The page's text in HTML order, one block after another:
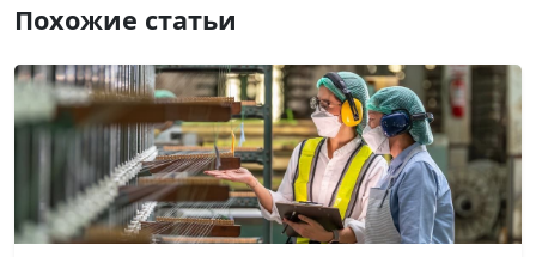
Похожие статьи